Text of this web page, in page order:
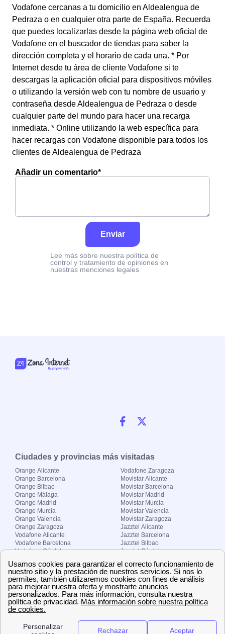
Vodafone cercanas a tu domicilio en Aldealengua de
Pedraza o en cualquier otra parte de España. Recuerda
que puedes localizarlas desde la página web oficial de
Vodafone en el buscador de tiendas para saber la
dirección completa y el horario de cada una. * Por
Internet desde tu área de cliente Vodafone si te
descargas la aplicación oficial para dispositivos móviles
o utilizando la versión web con tu nombre de usuario y
contraseña desde Aldealengua de Pedraza o desde
cualquier parte del mundo para hacer una recarga
inmediata. * Online utilizando la web específica para
hacer recargas con Vodafone disponible para todos los
clientes de Aldealengua de Pedraza
Añadir un comentario*
Enviar
Lee más sobre nuestra política de
control y tratamiento de opiniones en
nuestras menciones legales
Ciudades y provincias más visitadas
Orange Alicante
Orange Barcelona
Orange Bilbao
Orange Málaga
Orange Madrid
Orange Murcia
Orange Valencia
Orange Zaragoza
Vodafone Alicante
Vodafone Barcelona
Vodafone Córdoba
Vodafone Madrid
Vodafone Murcia
Vodafone Valencia
Vodafone Zaragoza
Movistar Alicante
Movistar Barcelona
Movistar Madrid
Movistar Murcia
Movistar Valencia
Movistar Zaragoza
Jazztel Alicante
Jazztel Barcelona
Jazztel Bilbao
Jazztel Córdoba
Jazztel Málaga
Jazztel Valencia
Jazztel Zaragoza
Sobre Zona-internet.com
¿Quiénes somos?
El grupo papernest